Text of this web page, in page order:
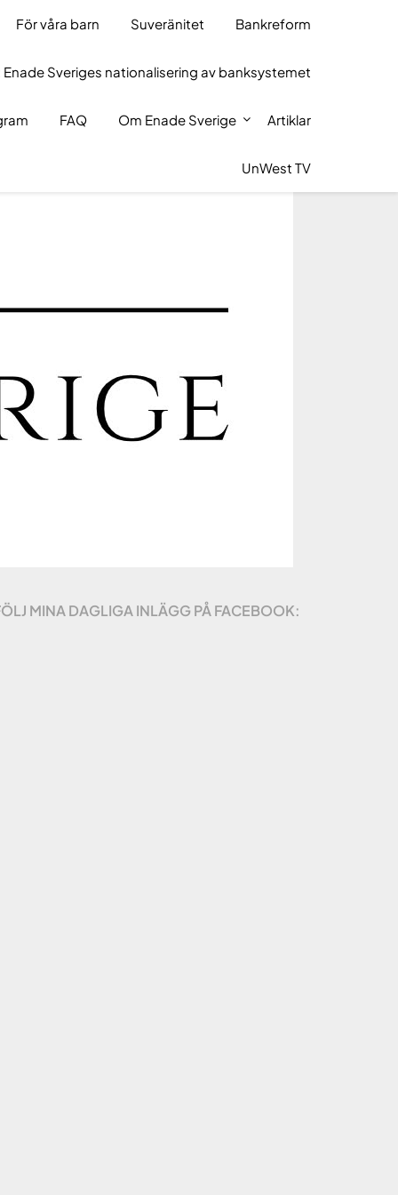
För våra barn Suveränitet Bankreform
Sveriges nationalisering av banksystemet
FAQ Om Enade Sverige Artiklar
UnWest TV
MINA DAGLIGA INLÄGG PÅ FACEBOOK: